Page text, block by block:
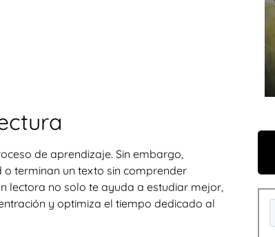
de aprendizaje. Sin embargo,
terminan un texto sin comprender
lectora no solo te ayuda a estudiar mejor,
y optimiza el tiempo dedicado al